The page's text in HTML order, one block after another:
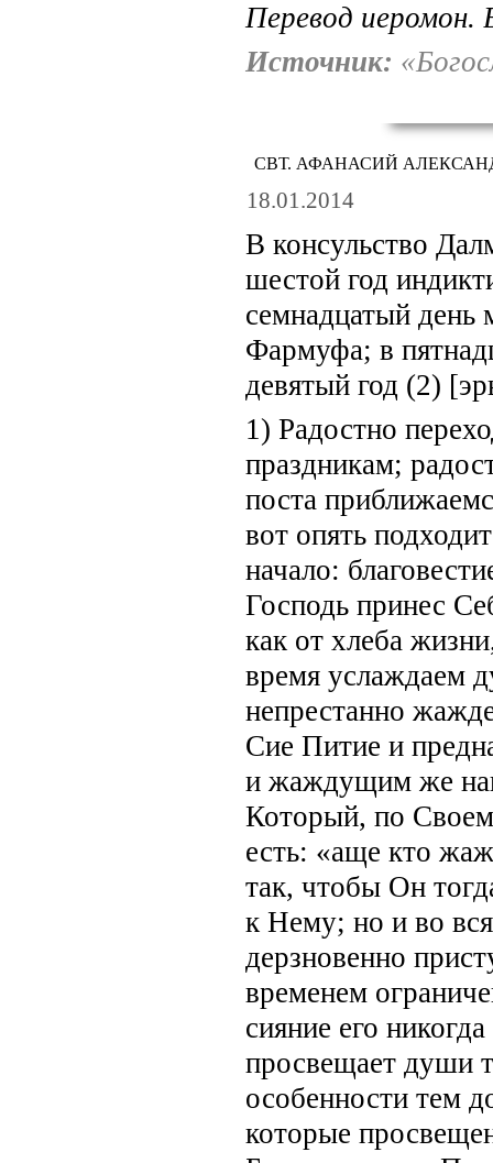
Перевод иеромон.
Источник:
СВТ. АФАНАСИЙ
18.01.2014
В консульство
шестой год
семнадцатый день
Фармуфа; в
девятый год (2)
1) Радостно
праздникам;
поста
вот опять
начало:
Господь принес
как от хлеба
время услаждаем
непрестанно
Cиe Питие и
и жаждущим же
Который, по
есть: «аще кто
так, чтобы Он
к Нему; но и во
дерзновенно
временем
сияние его
просвещает души
особенности тем
которые